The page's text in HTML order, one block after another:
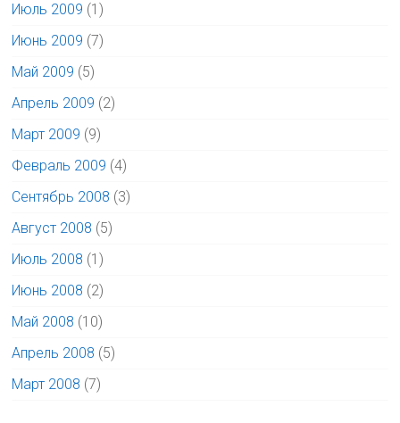
Июль 2009 (1)
Июнь 2009 (7)
Май 2009 (5)
Апрель 2009 (2)
Март 2009 (9)
Февраль 2009 (4)
Сентябрь 2008 (3)
Август 2008 (5)
Июль 2008 (1)
Июнь 2008 (2)
Май 2008 (10)
Апрель 2008 (5)
Март 2008 (7)